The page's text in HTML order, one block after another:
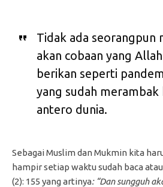
Tidak ada seorangpun
akan cobaan yang
berikan seperti
yang sudah merambak
antero dunia.
Sebagai Muslim dan Mukmin kita
hampir setiap waktu sudah baca
(2): 155 yang artinya: “Dan sungguh